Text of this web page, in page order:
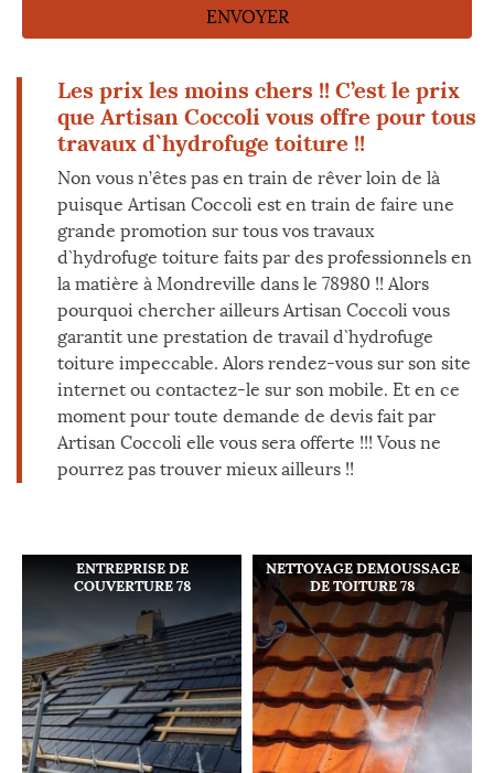
Les prix les moins chers !! C’est le prix
que Artisan Coccoli vous offre pour tous
travaux d`hydrofuge toiture !!
Non vous n’êtes pas en train de rêver loin de là
puisque Artisan Coccoli est en train de faire une
grande promotion sur tous vos travaux
d`hydrofuge toiture faits par des professionnels en
la matière à Mondreville dans le 78980 !! Alors
pourquoi chercher ailleurs Artisan Coccoli vous
garantit une prestation de travail d`hydrofuge
toiture impeccable. Alors rendez-vous sur son site
internet ou contactez-le sur son mobile. Et en ce
moment pour toute demande de devis fait par
Artisan Coccoli elle vous sera offerte !!! Vous ne
pourrez pas trouver mieux ailleurs !!
ENTREPRISE DE
COUVERTURE 78
NETTOYAGE DEMOUSSAGE
DE TOITURE 78